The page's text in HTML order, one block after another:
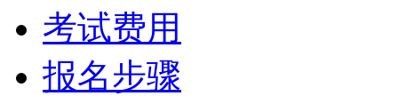
考试费用
报名步骤